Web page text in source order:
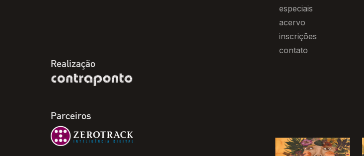
Realização
Parceiros
especiais
acervo
inscrições
contato